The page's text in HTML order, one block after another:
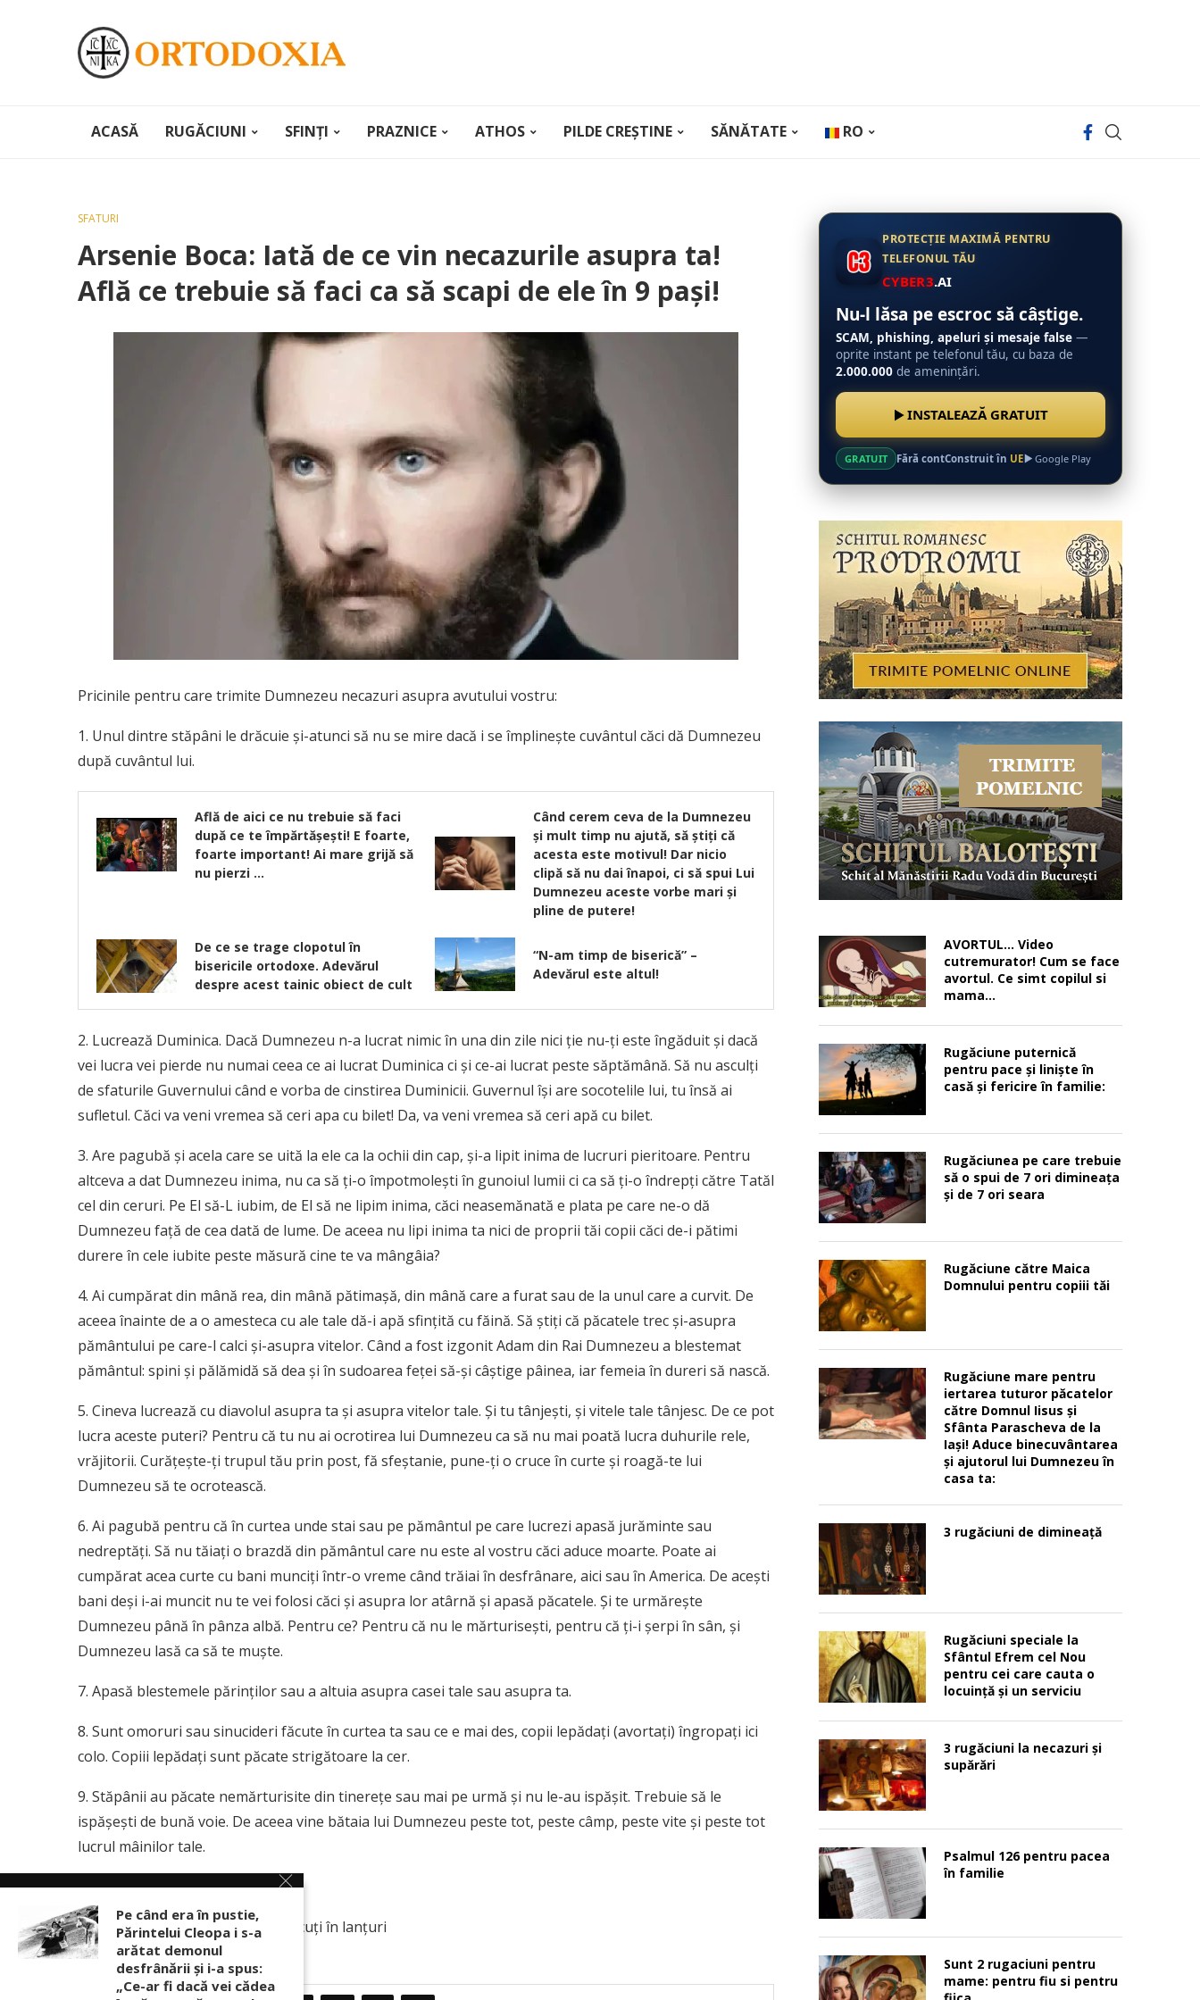
ACASĂ RUGĂCIUNI SFINȚI PRAZNICE ATHOS PILDE CREȘTINE SĂNĂTATE RO
SFATURI
Arsenie Boca: Iată de ce vin necazurile asupra ta!
Află ce trebuie să faci ca să scapi de ele în 9 pași!
Pricinile pentru care trimite Dumnezeu necazuri asupra avutului vostru:
1. Unul dintre stăpâni le drăcuie şi-atunci să nu se mire dacă i se împlineşte cuvântul căci dă Dumnezeu
după cuvântul lui.
Află de aici ce nu trebuie să faci
după ce te împărtăşeşti! E foarte,
foarte important! Ai mare grijă să
nu pierzi …
Când cerem ceva de la Dumnezeu
şi mult timp nu ajută, să ştiţi că
acesta este motivul! Dar nicio
clipă să nu dai înapoi, ci să spui Lui
Dumnezeu aceste vorbe mari și
pline de putere!
De ce se trage clopotul în
bisericile ortodoxe. Adevărul
despre acest tainic obiect de cult
“N-am timp de biserică” –
Adevărul este altul!
2. Lucrează Duminica. Dacă Dumnezeu n-a lucrat nimic în una din zile nici ţie nu-ţi este îngăduit şi dacă
vei lucra vei pierde nu numai ceea ce ai lucrat Duminica ci şi ce-ai lucrat peste săptămână. Să nu asculţi
de sfaturile Guvernului când e vorba de cinstirea Duminicii. Guvernul îşi are socotelile lui, tu însă ai
sufletul. Căci va veni vremea să ceri apa cu bilet! Da, va veni vremea să ceri apă cu bilet.
3. Are pagubă şi acela care se uită la ele ca la ochii din cap, şi-a lipit inima de lucruri pieritoare. Pentru
altceva a dat Dumnezeu inima, nu ca să ţi-o împotmoleşti în gunoiul lumii ci ca să ţi-o îndrepţi către Tatăl
cel din ceruri. Pe El să-L iubim, de El să ne lipim inima, căci neasemănată e plata pe care ne-o dă
Dumnezeu faţă de cea dată de lume. De aceea nu lipi inima ta nici de proprii tăi copii căci de-i pătimi
durere în cele iubite peste măsură cine te va mângâia?
4. Ai cumpărat din mână rea, din mână pătimaşă, din mână care a furat sau de la unul care a curvit. De
aceea înainte de a o amesteca cu ale tale dă-i apă sfinţită cu făină. Să ştiţi că păcatele trec şi-asupra
pământului pe care-l calci şi-asupra vitelor. Când a fost izgonit Adam din Rai Dumnezeu a blestemat
pământul: spini şi pălămidă să dea şi în sudoarea feţei să-şi câştige pâinea, iar femeia în dureri să nască.
5. Cineva lucrează cu diavolul asupra ta şi asupra vitelor tale. Şi tu tânjeşti, şi vitele tale tânjesc. De ce pot
lucra aceste puteri? Pentru că tu nu ai ocrotirea lui Dumnezeu ca să nu mai poată lucra duhurile rele,
vrăjitorii. Curăţeşte-ţi trupul tău prin post, fă sfeştanie, pune-ţi o cruce în curte şi roagă-te lui
Dumnezeu să te ocrotească.
6. Ai pagubă pentru că în curtea unde stai sau pe pământul pe care lucrezi apasă jurăminte sau
nedreptăţi. Să nu tăiaţi o brazdă din pământul care nu este al vostru căci aduce moarte. Poate ai
cumpărat acea curte cu bani munciţi într-o vreme când trăiai în desfrânare, aici sau în America. De aceşti
bani deşi i-ai muncit nu te vei folosi căci şi asupra lor atârnă şi apasă păcatele. Şi te urmăreşte
Dumnezeu până în pânza albă. Pentru ce? Pentru că nu le mărturiseşti, pentru că ţi-i şerpi în sân, şi
Dumnezeu lasă ca să te muşte.
7. Apasă blestemele părinţilor sau a altuia asupra casei tale sau asupra ta.
8. Sunt omoruri sau sinucideri făcute în curtea ta sau ce e mai des, copii lepădaţi (avortaţi) îngropaţi ici
colo. Copiii lepădaţi sunt păcate strigătoare la cer.
9. Stăpânii au păcate nemărturisite din tinereţe sau mai pe urmă şi nu le-au ispăşit. Trebuie să le
ispăşeşti de bună voie. De aceea vine bătaia lui Dumnezeu peste tot, peste câmp, peste vite şi peste tot
lucrul mâinilor tale.
Pr. Arsenie Boca
Sursa: Tinerii, familia și copiii născuți în lanțuri
PROTECȚIE MAXIMĂ PENTRU
TELEFONUL TĂU
CYBER3.AI
Nu-l lăsa pe escroc să câștige.
SCAM, phishing, apeluri și mesaje false —
oprite instant pe telefonul tău, cu baza de
2.000.000 de amenințări.
INSTALEAZĂ GRATUIT
GRATUIT Fără contConstruit în UE Google Play
AVORTUL… Video
cutremurator! Cum se face
avortul. Ce simt copilul si
mama…
Rugăciune puternică
pentru pace şi linişte în
casă şi fericire în familie:
Rugăciunea pe care trebuie
să o spui de 7 ori dimineața
și de 7 ori seara
Rugăciune către Maica
Domnului pentru copiii tăi
Rugăciune mare pentru
iertarea tuturor păcatelor
către Domnul Iisus şi
Sfânta Parascheva de la
Iaşi! Aduce binecuvântarea
şi ajutorul lui Dumnezeu în
casa ta:
3 rugăciuni de dimineață
Rugăciuni speciale la
Sfântul Efrem cel Nou
pentru cei care cauta o
locuinţă şi un serviciu
3 rugăciuni la necazuri și
supărări
Psalmul 126 pentru pacea
în familie
Sunt 2 rugaciuni pentru
mame: pentru fiu si pentru
Pe când era în pustie,
Părintelui Cleopa i s-a
arătat demonul
desfrânării şi i-a spus:
„Ce-ar fi dacă vei cădea